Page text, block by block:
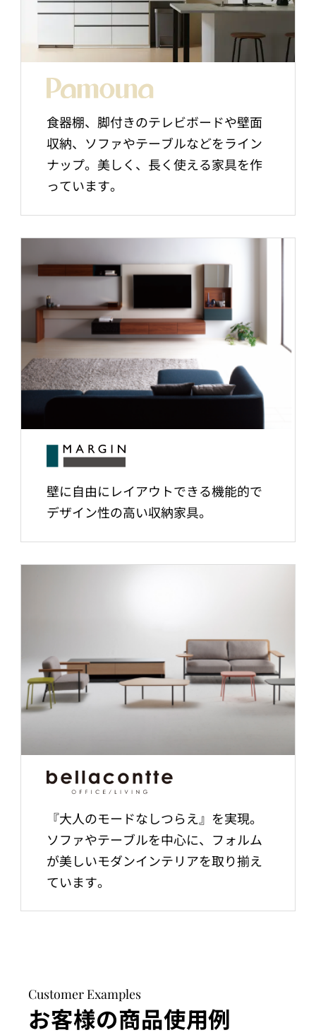
食器棚、脚付きのテレビボードや壁面
収納、ソファやテーブルなどをライン
ナップ。美しく、長く使える家具を作
っています。
壁に自由にレイアウトできる機能的で
デザイン性の高い収納家具。
『大人のモードなしつらえ』を実現。
ソファやテーブルを中心に、フォルム
が美しいモダンインテリアを取り揃え
ています。
Customer Examples
お客様の商品使用例